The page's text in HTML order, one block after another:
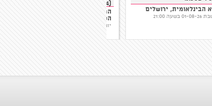
(4 מופעים בכרטיס אחד)
המשקיט (מול רציף העלייה
השנייה 10), נמל יפו
יום שלישי 28-07-26 בשעה 19:00
ימקא הבינלאומית, ירושלים
יום שבת 01-08-26 בשעה 21:00